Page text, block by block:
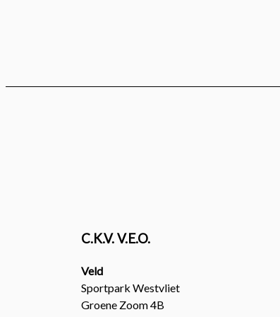
C.K.V. V.E.O.
Veld
Sportpark Westvliet
Groene Zoom 4B